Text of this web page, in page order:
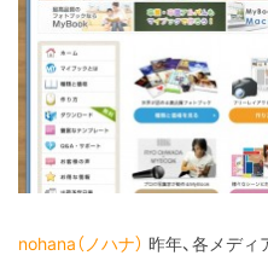
nohana（ノハナ） 昨年、各メデ